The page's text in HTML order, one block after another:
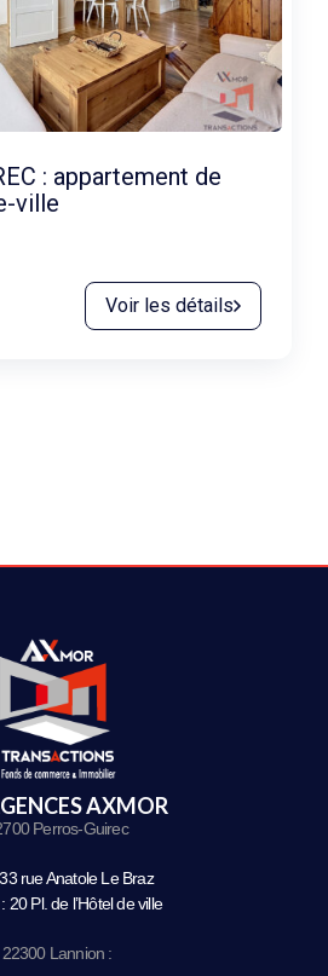
: appartement de
ville
Voir les détails
AXMOR
Perros-Guirec
rue Anatole Le Braz
20 Pl. de l’Hôtel de ville
22300 Lannion :